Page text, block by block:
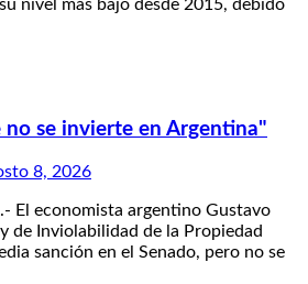
nivel más bajo desde 2015, debido
no se invierte en Argentina"
8, 2026
El economista argentino Gustavo
de Inviolabilidad de la Propiedad
sanción en el Senado, pero no se